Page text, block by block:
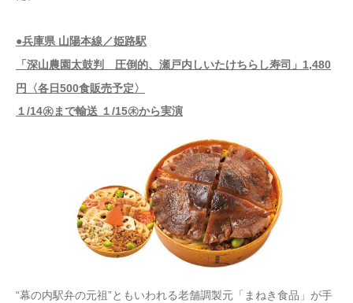
●兵庫県 山陽本線／姫路駅
「深山農園太鼓判 圧倒的、瀬戸内しいたけちらし寿司」1,480
円〈各日500食販売予定〉
１/14㊌まで輸送 １/15㊍から実演
“幕の内駅弁の元祖”ともいわれる老舗調製元「まねき食品」が手